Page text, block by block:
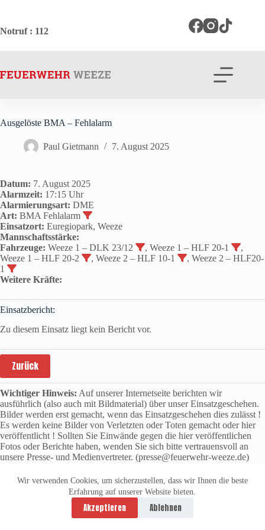
springen
Wir verwenden Cookies, um sicherzustellen, dass wir Ihnen die beste
Erfahrung auf unserer Website bieten.
Akzeptieren Ablehnen
Notruf: 112
Ausgelöste BMA – Fehlalarm
Paul Gietmann 7. August 2025
Datum: 7. August 2025
Alarmzeit: 17:15 Uhr
Alarmierungsart: DME
Art: BMA Fehlalarm
Einsatzort: Euregiopark, Weeze
Mannschaftsstärke:
Fahrzeuge: Weeze 1 – DLK 23/12 , Weeze 1 – HLF 20-1
,
Weeze 1 – HLF 20-2
, Weeze 2 – HLF 10-1
, Weeze 2 – HLF20-
1
Weitere Kräfte:
Einsatzbericht:
Zu diesem Einsatz liegt kein Bericht vor.
Zurück
Wichtiger Hinweis: Auf unserer Internetseite berichten wir
ausführlich (also auch mit Bildmaterial) über unser Einsatzgeschehen.
Bilder werden erst gemacht, wenn das Einsatzgeschehen dies zulässt !
Es werden keine Bilder von Verletzten oder Toten gemacht oder hier
veröffentlicht ! Sollten Sie Einwände gegen die hier veröffentlichen
Fotos oder Berichte haben, wenden Sie sich bitte vertrauensvoll an
unsere Presse- und Medienvertreter. (presse@feuerwehr-weeze.de)
Datenschutzerklärung
Impressum
Copyright © 2026 -
vitolution